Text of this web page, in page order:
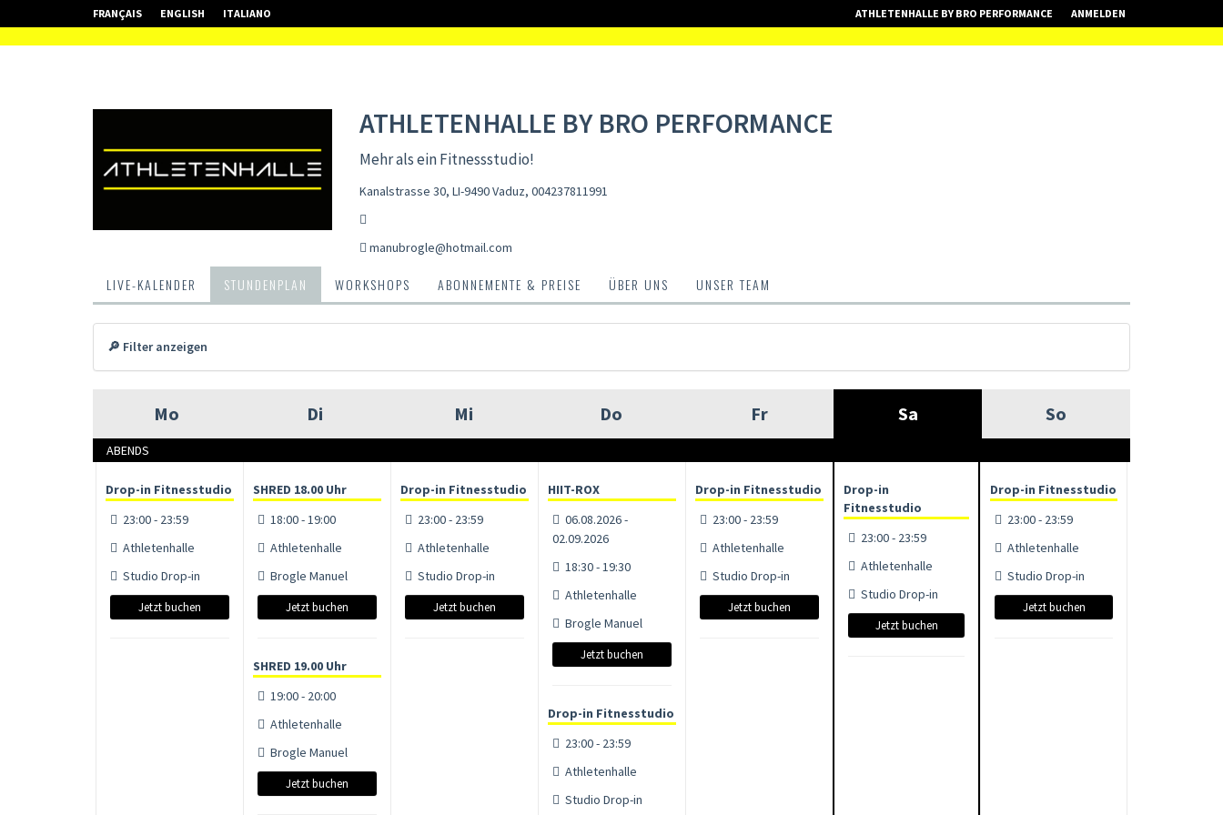
FRANÇAIS ENGLISH ITALIANO ATHLETENHALLE BY BRO PERFORMANCE ANMELDEN
ATHLETENHALLE BY BRO PERFORMANCE
Mehr als ein Fitnessstudio!
Kanalstrasse 30, LI-9490 Vaduz, 004237811991
manubrogle@hotmail.com
LIVE-KALENDER STUNDENPLAN WORKSHOPS ABONNEMENTE & PREISE ÜBER UNS UNSER TEAM
🔎 Filter anzeigen
Mo Di Mi Do Fr Sa So
ABENDS
Drop-in Fitnesstudio
23:00 - 23:59
Athletenhalle
Studio Drop-in
Jetzt buchen
SHRED 18.00 Uhr
18:00 - 19:00
Athletenhalle
Brogle Manuel
Jetzt buchen
SHRED 19.00 Uhr
19:00 - 20:00
Athletenhalle
Brogle Manuel
Jetzt buchen
Drop-in Fitnesstudio
23:00 - 23:59
Athletenhalle
Studio Drop-in
Jetzt buchen
HIIT-ROX
06.08.2026 -
02.09.2026
18:30 - 19:30
Athletenhalle
Brogle Manuel
Jetzt buchen
Drop-in Fitnesstudio
23:00 - 23:59
Athletenhalle
Studio Drop-in
Drop-in Fitnesstudio
23:00 - 23:59
Athletenhalle
Studio Drop-in
Jetzt buchen
Drop-in
Fitnesstudio
23:00 - 23:59
Athletenhalle
Studio Drop-in
Jetzt buchen
Drop-in Fitnesstudio
23:00 - 23:59
Athletenhalle
Studio Drop-in
Jetzt buchen